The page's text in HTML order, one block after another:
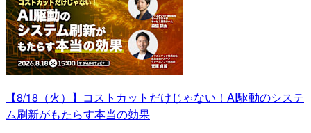
【8/18（火）】コストカットだけじゃない！AI駆動のシステ
ム刷新がもたらす本当の効果